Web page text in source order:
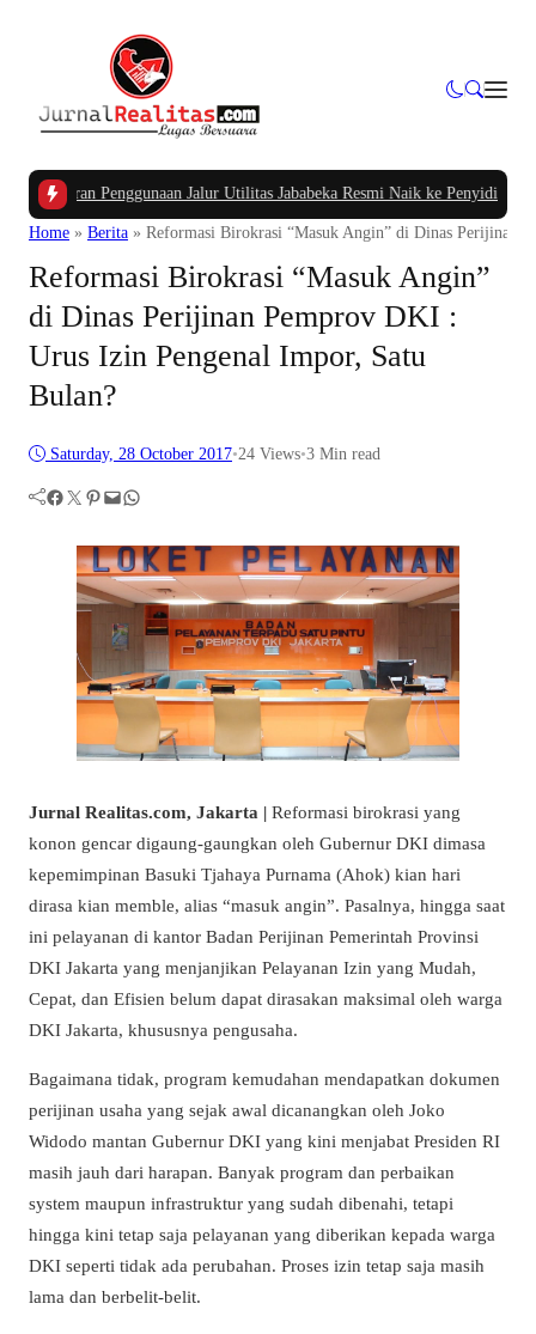
Penggunaan Jalur Utilitas Jababeka Resmi Naik ke Penyidikan|Belum
Home » Berita » Reformasi Birokrasi “Masuk Angin” di Dinas Perijinan
Reformasi Birokrasi “Masuk Angin”
di Dinas Perijinan Pemprov DKI :
Urus Izin Pengenal Impor, Satu
Bulan?
Saturday, 28 October 2017•24 Views•3 Min read
Facebook Twitter Pinterest Mail WhatsApp
Jurnal Realitas.com, Jakarta | Reformasi birokrasi yang
konon gencar digaung-gaungkan oleh Gubernur DKI dimasa
kepemimpinan Basuki Tjahaya Purnama (Ahok) kian hari
dirasa kian memble, alias “masuk angin”. Pasalnya, hingga saat
ini pelayanan di kantor Badan Perijinan Pemerintah Provinsi
DKI Jakarta yang menjanjikan Pelayanan Izin yang Mudah,
Cepat, dan Efisien belum dapat dirasakan maksimal oleh warga
DKI Jakarta, khususnya pengusaha.
Bagaimana tidak, program kemudahan mendapatkan dokumen
perijinan usaha yang sejak awal dicanangkan oleh Joko
Widodo mantan Gubernur DKI yang kini menjabat Presiden RI
masih jauh dari harapan. Banyak program dan perbaikan
system maupun infrastruktur yang sudah dibenahi, tetapi
hingga kini tetap saja pelayanan yang diberikan kepada warga
DKI seperti tidak ada perubahan. Proses izin tetap saja masih
lama dan berbelit-belit.